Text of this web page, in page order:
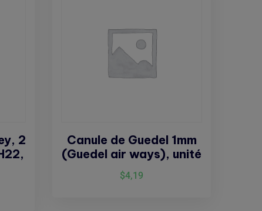
2
Canule de Guedel 1mm
(Guedel air ways), unité
$4,19